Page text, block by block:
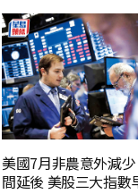
美國7月非農意外減
間延後 美股三大指數